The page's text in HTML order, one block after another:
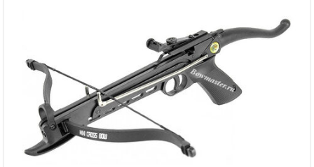
Развлечение
Пластиковая рукоять, Фиберглассовые
плечи,планка под прицел